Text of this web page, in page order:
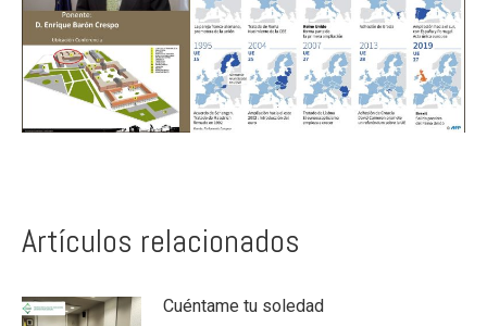
Artículos relacionados
Cuéntame tu soledad